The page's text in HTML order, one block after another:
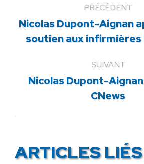
PRÉCÉDENT
Article
précédent
Nicolas Dupont-Aignan
soutien aux infirmières
SUIVANT
Article
suivant
Nicolas Dupont-
CNews
ARTICLES LIÉS